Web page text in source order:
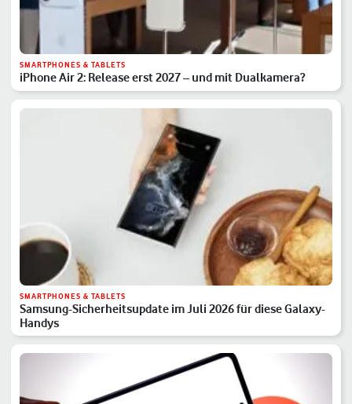
SMARTPHONES & TABLETS
iPhone Air 2: Release erst 2027 – und mit Dualkamera?
SMARTPHONES & TABLETS
Samsung-Sicherheitsupdate im Juli 2026 für diese Galaxy-
Handys